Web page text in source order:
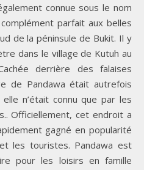
parfait aux belles
de la péninsule de Bukit. Il y
dans le village de Kutuh au
derrière des falaises
de Pandawa était autrefois
n’était connu que par les
Officiellement, cet endroit a
gagné en popularité
les touristes. Pandawa est
pour les loisirs en famille